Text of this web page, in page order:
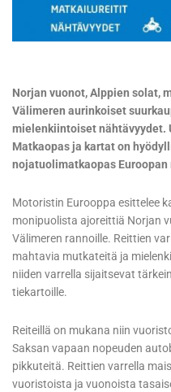
Norjan vuonot, Alppien solat,
Välimeren aurinkoiset
mielenkiintoiset nähtävyydet.
Matkaopas ja kartat on
nojatuolimatkaopas
Motoristin Eurooppa esittelee
monipuolista ajoreittiä Norjan
Välimeren rannoille. Reittien
mahtavia mutkateitä ja
niiden varrella sijaitsevat
tiekartoille.
Reiteillä on mukana niin
Saksan vapaan nopeuden
pikkuteitä. Reittien varrella
vuoristoista ja vuonoista